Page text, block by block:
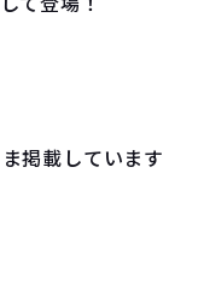
掲載しています